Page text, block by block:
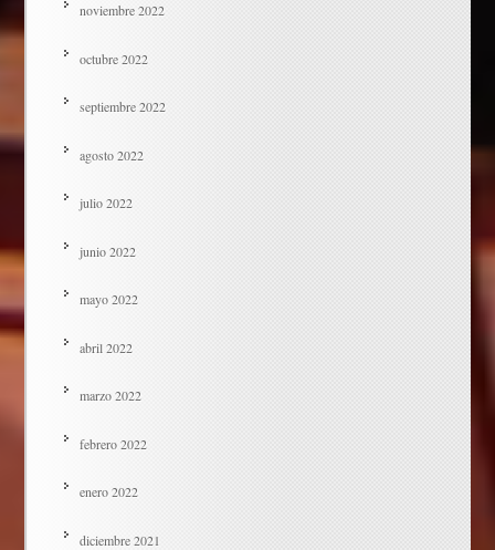
noviembre 2022
octubre 2022
septiembre 2022
agosto 2022
julio 2022
junio 2022
mayo 2022
abril 2022
marzo 2022
febrero 2022
enero 2022
diciembre 2021